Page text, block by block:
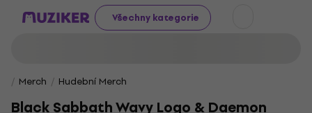
Všechny kategorie
Merch Hudební Merch
Black Sabbath Wavy Logo & Daemon